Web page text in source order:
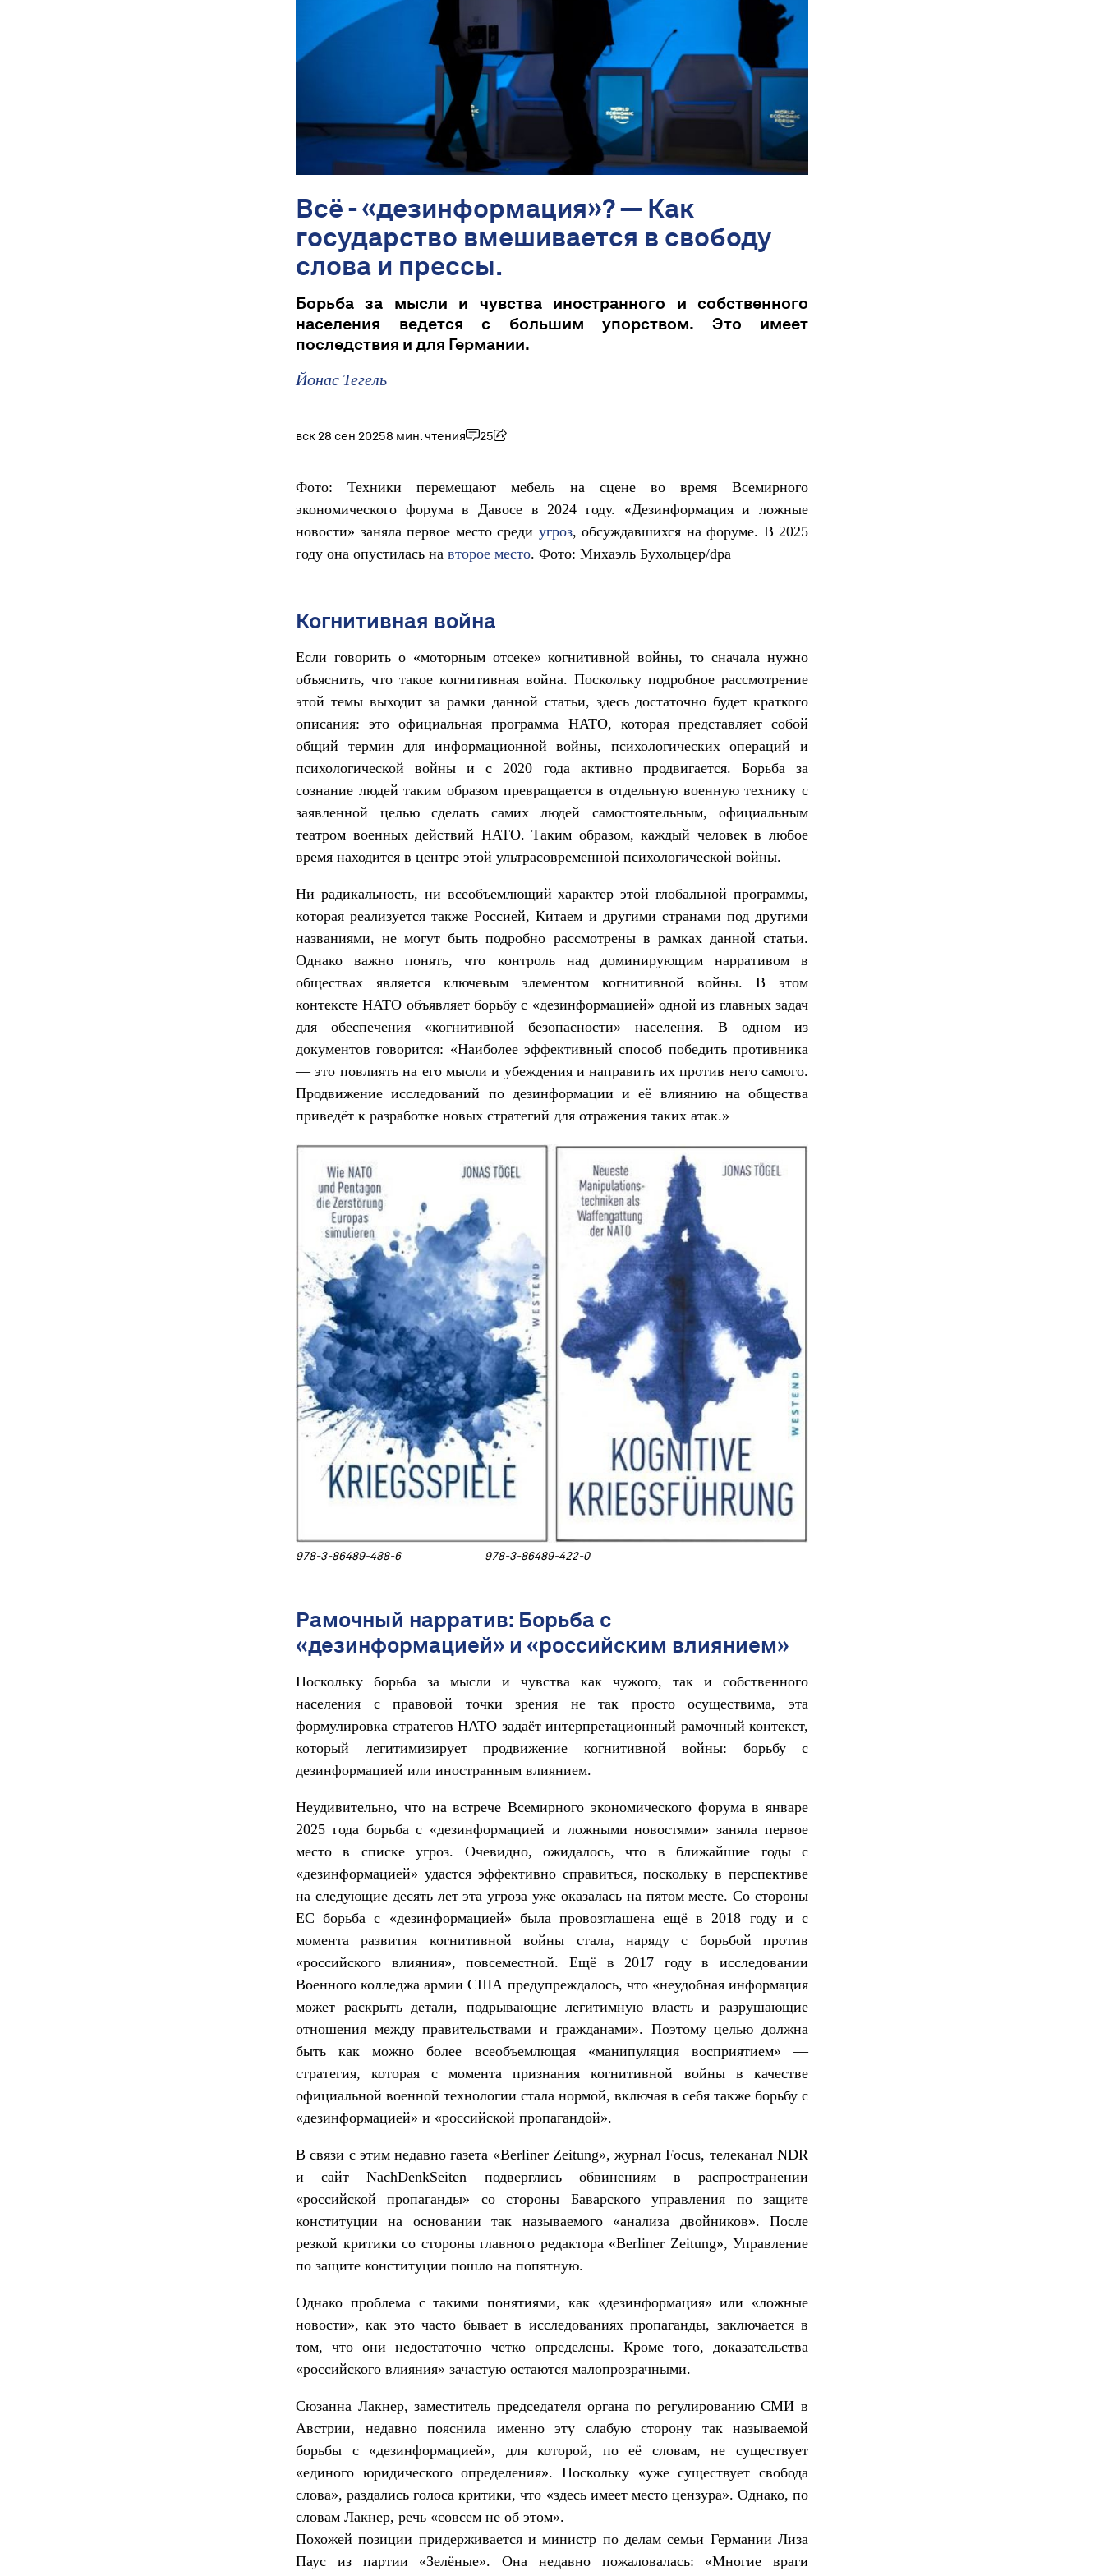
Всë - «дезинформация»? — Как
государство вмешивается в свободу
слова и прессы.
Борьба за мысли и чувства иностранного и собственного
населения ведется с большим упорством. Это имеет
последствия и для Германии.
Йонас Тегель
вск 28 сен 20258 мин. чтения 25
Фото: Техники перемещают мебель на сцене во время Всемирного
экономического форума в Давосе в 2024 году. «Дезинформация и ложные
новости» заняла первое место среди угроз, обсуждавшихся на форуме. В 2025
году она опустилась на второе место. Фото: Михаэль Бухольцер/dpa
Когнитивная война
Если говорить о «моторным отсеке» когнитивной войны, то сначала нужно
объяснить, что такое когнитивная война. Поскольку подробное рассмотрение
этой темы выходит за рамки данной статьи, здесь достаточно будет краткого
описания: это официальная программа НАТО, которая представляет собой
общий термин для информационной войны, психологических операций и
психологической войны и с 2020 года активно продвигается. Борьба за
сознание людей таким образом превращается в отдельную военную технику с
заявленной целью сделать самих людей самостоятельным, официальным
театром военных действий НАТО. Таким образом, каждый человек в любое
время находится в центре этой ультрасовременной психологической войны.
Ни радикальность, ни всеобъемлющий характер этой глобальной программы,
которая реализуется также Россией, Китаем и другими странами под другими
названиями, не могут быть подробно рассмотрены в рамках данной статьи.
Однако важно понять, что контроль над доминирующим нарративом в
обществах является ключевым элементом когнитивной войны. В этом
контексте НАТО объявляет борьбу с «дезинформацией» одной из главных задач
для обеспечения «когнитивной безопасности» населения. В одном из
документов говорится: «Наиболее эффективный способ победить противника
— это повлиять на его мысли и убеждения и направить их против него самого.
Продвижение исследований по дезинформации и её влиянию на общества
приведёт к разработке новых стратегий для отражения таких атак.»
978-3-86489-488-6 978-3-86489-422-0
Рамочный нарратив: Борьба с
«дезинформацией» и «российским влиянием»
Поскольку борьба за мысли и чувства как чужого, так и собственного
населения с правовой точки зрения не так просто осуществима, эта
формулировка стратегов НАТО задаёт интерпретационный рамочный контекст,
который легитимизирует продвижение когнитивной войны: борьбу с
дезинформацией или иностранным влиянием.
Неудивительно, что на встрече Всемирного экономического форума в январе
2025 года борьба с «дезинформацией и ложными новостями» заняла первое
место в списке угроз. Очевидно, ожидалось, что в ближайшие годы с
«дезинформацией» удастся эффективно справиться, поскольку в перспективе
на следующие десять лет эта угроза уже оказалась на пятом месте. Со стороны
ЕС борьба с «дезинформацией» была провозглашена ещё в 2018 году и с
момента развития когнитивной войны стала, наряду с борьбой против
«российского влияния», повсеместной. Ещё в 2017 году в исследовании
Военного колледжа армии США предупреждалось, что «неудобная информация
может раскрыть детали, подрывающие легитимную власть и разрушающие
отношения между правительствами и гражданами». Поэтому целью должна
быть как можно более всеобъемлющая «манипуляция восприятием» —
стратегия, которая с момента признания когнитивной войны в качестве
официальной военной технологии стала нормой, включая в себя также борьбу с
«дезинформацией» и «российской пропагандой».
В связи с этим недавно газета «Berliner Zeitung», журнал Focus, телеканал NDR
и сайт NachDenkSeiten подверглись обвинениям в распространении
«российской пропаганды» со стороны Баварского управления по защите
конституции на основании так называемого «анализа двойников». После
резкой критики со стороны главного редактора «Berliner Zeitung», Управление
по защите конституции пошло на попятную.
Однако проблема с такими понятиями, как «дезинформация» или «ложные
новости», как это часто бывает в исследованиях пропаганды, заключается в
том, что они недостаточно четко определены. Кроме того, доказательства
«российского влияния» зачастую остаются малопрозрачными.
Сюзанна Лакнер, заместитель председателя органа по регулированию СМИ в
Австрии, недавно пояснила именно эту слабую сторону так называемой
борьбы с «дезинформацией», для которой, по её словам, не существует
«единого юридического определения». Поскольку «уже существует свобода
слова», раздались голоса критики, что «здесь имеет место цензура». Однако, по
словам Лакнер, речь «совсем не об этом».
Похожей позиции придерживается и министр по делам семьи Германии Лиза
Паус из партии «Зелёные». Она недавно пожаловалась: «Многие враги